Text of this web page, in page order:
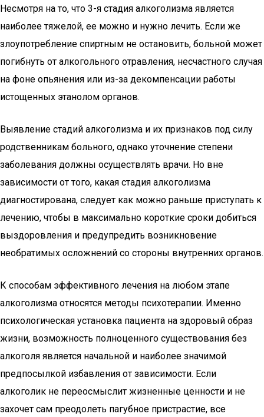
Несмотря на то, что 3-я стадия алкоголизма является
наиболее тяжелой, ее можно и нужно лечить. Если же
злоупотребление спиртным не остановить, больной может
погибнуть от алкогольного отравления, несчастного случая
на фоне опьянения или из-за декомпенсации работы
истощенных этанолом органов.
Выявление стадий алкоголизма и их признаков под силу
родственникам больного, однако уточнение степени
заболевания должны осуществлять врачи. Но вне
зависимости от того, какая стадия алкоголизма
диагностирована, следует как можно раньше приступать к
лечению, чтобы в максимально короткие сроки добиться
выздоровления и предупредить возникновение
необратимых осложнений со стороны внутренних органов.
К способам эффективного лечения на любом этапе
алкоголизма относятся методы психотерапии. Именно
психологическая установка пациента на здоровый образ
жизни, возможность полноценного существования без
алкоголя является начальной и наиболее значимой
предпосылкой избавления от зависимости. Если
алкоголик не переосмыслит жизненные ценности и не
захочет сам преодолеть пагубное пристрастие, все